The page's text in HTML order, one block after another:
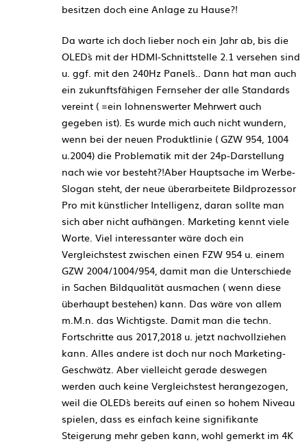
besitzen doch eine Anlage zu Hause?!
Da warte ich doch lieber noch ein Jahr ab, bis die
OLED`s mit der HDMI-Schnittstelle 2.1 versehen sind
u. ggf. mit den 240Hz Panel`s.. Dann hat man auch
ein zukunftsfähigen Fernseher der alle Standards
vereint ( =ein lohnenswerter Mehrwert auch
gegeben ist). Es wurde mich auch nicht wundern,
wenn bei der neuen Produktlinie ( GZW 954, 1004
u.2004) die Problematik mit der 24p-Darstellung
nach wie vor besteht?!Aber Hauptsache im Werbe-
Slogan steht, der neue überarbeitete Bildprozessor
Pro mit künstlicher Intelligenz, daran sollte man
sich aber nicht aufhängen. Marketing kennt viele
Worte. Viel interessanter wäre doch ein
Vergleichstest zwischen einen FZW 954 u. einem
GZW 2004/1004/954, damit man die Unterschiede
in Sachen Bildqualität ausmachen ( wenn diese
überhaupt bestehen) kann. Das wäre von allem
m.M.n. das Wichtigste. Damit man die techn.
Fortschritte aus 2017,2018 u. jetzt nachvollziehen
kann. Alles andere ist doch nur noch Marketing-
Geschwätz. Aber vielleicht gerade deswegen
werden auch keine Vergleichstest herangezogen,
weil die OLED`s bereits auf einen so hohem Niveau
spielen, dass es einfach keine signifikante
Steigerung mehr geben kann, wohl gemerkt im 4K